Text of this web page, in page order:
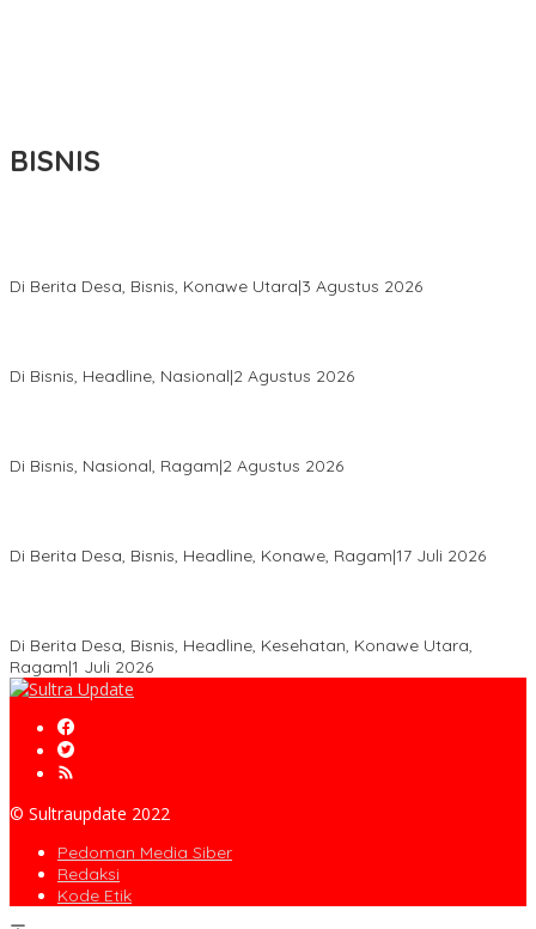
BISNIS
Di Berita Desa, Bisnis, Konawe Utara|3 Agustus 2026
Di Bisnis, Headline, Nasional|2 Agustus 2026
Di Bisnis, Nasional, Ragam|2 Agustus 2026
Di Berita Desa, Bisnis, Headline, Konawe, Ragam|17 Juli 2026
Di Berita Desa, Bisnis, Headline, Kesehatan, Konawe Utara,
Ragam|1 Juli 2026
© Sultraupdate 2022
Pedoman Media Siber
Redaksi
Kode Etik